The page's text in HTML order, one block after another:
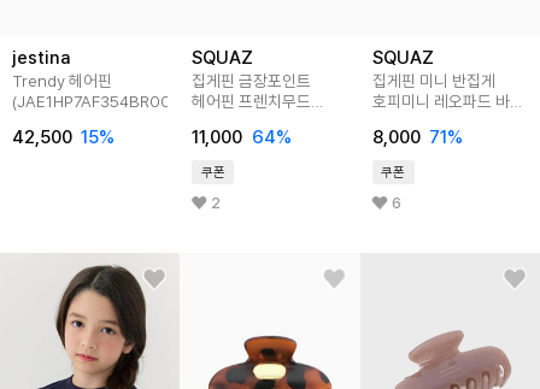
jestina
Trendy 헤어핀
(JAE1HP7AF354BR000)
42,500 15%
SQUAZ
집게핀 금장포인트
헤어핀 프렌치무드
11,000 64%
쿠폰
2
SQUAZ
집게핀 미니 반집게
호피미니 레오파드 바렛
8,000 71%
쿠폰
6